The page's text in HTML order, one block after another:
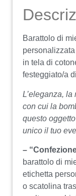
Barattolo di
in tela di
festeggiato/a
L’eleganza,
con cui la
questo
unico il tuo
–
barattolo di
etichetta
o scatolina